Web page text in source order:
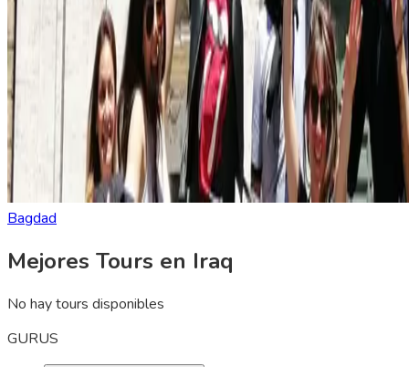
Bagdad
Mejores Tours en Iraq
No hay tours disponibles
GURUS